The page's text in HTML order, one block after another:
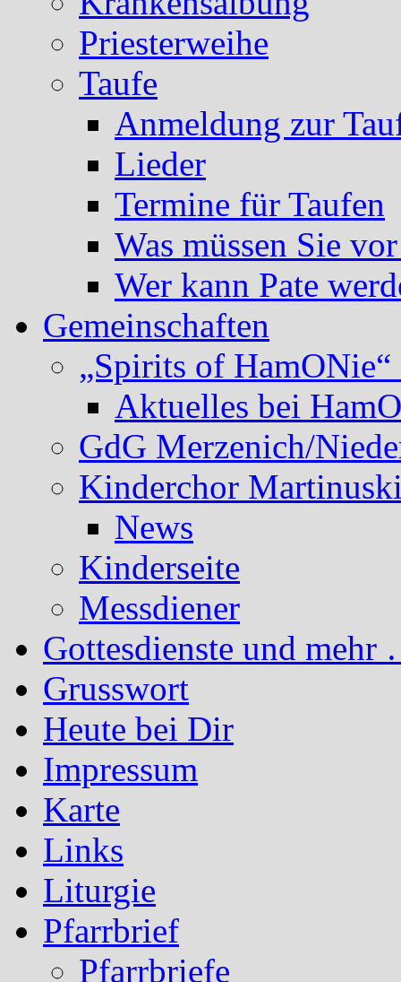
Priesterweihe
Taufe
Anmeldung zur
Lieder
Termine für Taufen
Was müssen Sie
Wer kann Pate
Gemeinschaften
„Spirits of HamONie“
Aktuelles bei
GdG Merzenich/
Kinderchor
News
Kinderseite
Messdiener
Gottesdienste und mehr
Grusswort
Heute bei Dir
Impressum
Karte
Links
Liturgie
Pfarrbrief
Pfarrbriefe